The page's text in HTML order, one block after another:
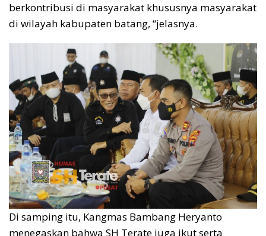
berkontribusi di masyarakat khususnya masyarakat
di wilayah kabupaten batang, “jelasnya.
Di samping itu, Kangmas Bambang Heryanto
menegaskan bahwa SH Terate juga ikut serta